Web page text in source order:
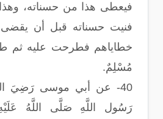
فيعطى هذا من حسناته،
فنيت حسناته قبل أن
خطاياهم فطرحت عليه ثم
مُسْلِمٌ.
40- عن أبي موسى رَضِيَ
رَسُول اللَّهِ صَلَّى اللَّهُ